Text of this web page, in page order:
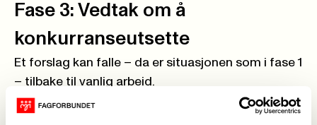
Fase 3: Vedtak om å
konkurranseutsette
Et forslag kan falle – da er situasjonen som i fase 1
– tilbake til vanlig arbeid.
Hvis konkurranseutsetting vedtas, så settes regler